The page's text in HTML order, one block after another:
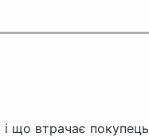
що втрачає